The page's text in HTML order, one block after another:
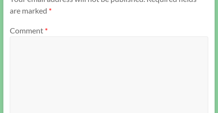
are marked *
Comment *